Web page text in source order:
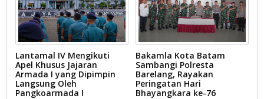
Lantamal IV Mengikuti
Apel Khusus Jajaran
Armada I yang Dipimpin
Langsung Oleh
Pangkoarmada I
Bakamla Kota Batam
Sambangi Polresta
Barelang, Rayakan
Peringatan Hari
Bhayangkara ke-76